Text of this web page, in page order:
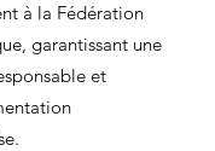
à la Fédération
garantissant une
et